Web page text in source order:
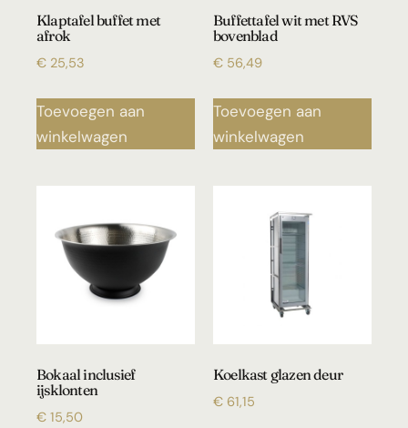
Klaptafel buffet met
afrok
€ 25,53
Toevoegen aan
winkelwagen
Buffettafel wit met RVS
bovenblad
€ 56,49
Toevoegen aan
winkelwagen
Bokaal inclusief
ijsklonten
€ 15,50
Koelkast glazen deur
€ 61,15